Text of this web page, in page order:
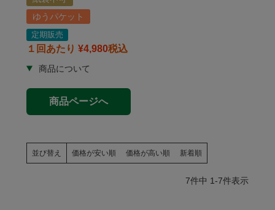
ゆうパケット
定期販売
１回あたり ¥4,980税込
商品ページへ
並び替え 価格が安い順 価格が高い順 新着順
7件中 1-7件表示